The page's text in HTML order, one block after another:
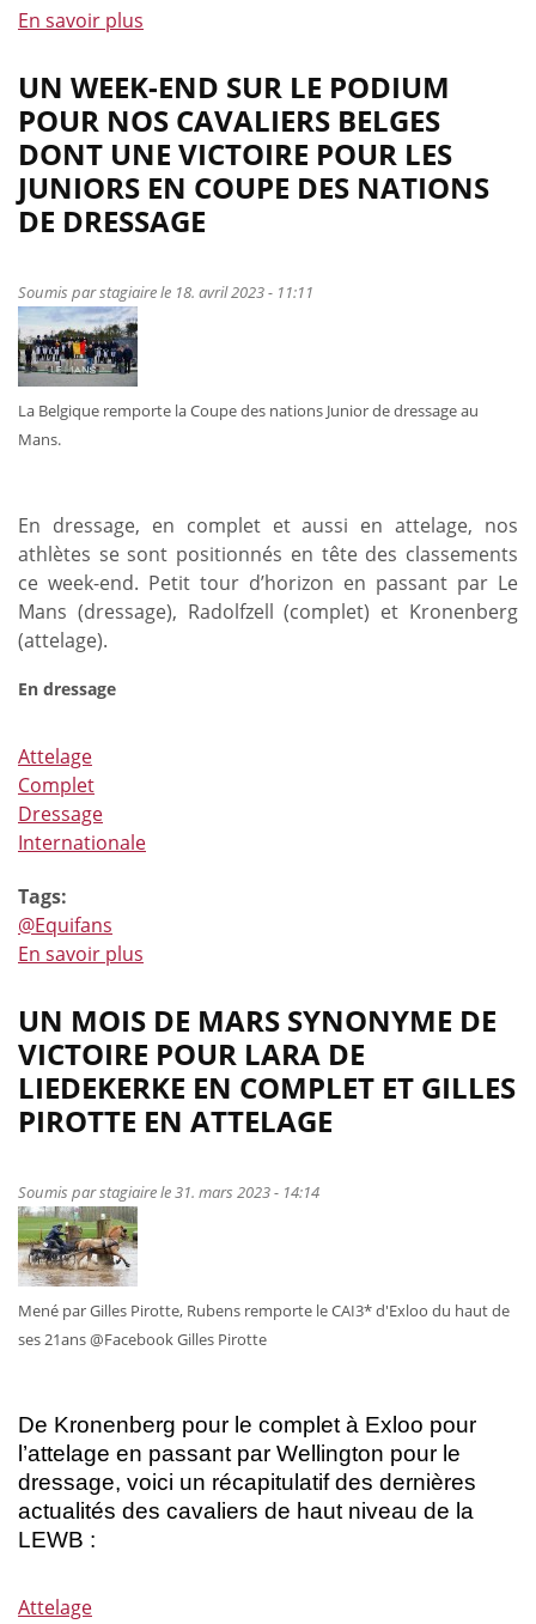
En savoir plus
de
Laure
Philippot
monte
sur
la
tchèque
UN WEEK-END SUR LE PODIUM
POUR NOS CAVALIERS BELGES
DONT UNE VICTOIRE POUR LES
JUNIORS EN COUPE DES NATIONS
DE DRESSAGE
Soumis parstagiairele 18. avril 2023 - 11:11
La Belgique remporte la Coupe des nations Junior de dressage au
Mans.
En dressage, en complet et aussi en attelage, nos
athlètes se sont positionnés en tête des classements
ce week-end. Petit tour d’horizon en passant par Le
Mans (dressage), Radolfzell (complet) et Kronenberg
(attelage).
En dressage
Attelage
Complet
Dressage
Internationale
Tags:
@Equifans
En savoir plus
de
Un
week-
end
sur
podium
dont
les
Juniors
UN MOIS DE MARS SYNONYME DE
VICTOIRE POUR LARA DE
LIEDEKERKE EN COMPLET ET GILLES
PIROTTE EN ATTELAGE
Soumis parstagiairele 31. mars 2023 - 14:14
Mené par Gilles Pirotte, Rubens remporte le CAI3* d'Exloo du haut de
ses 21ans @Facebook Gilles Pirotte
De Kronenberg pour le complet à Exloo pour
l’attelage en passant par Wellington pour le
dressage, voici un récapitulatif des dernières
actualités des cavaliers de haut niveau de la
LEWB :
Attelage